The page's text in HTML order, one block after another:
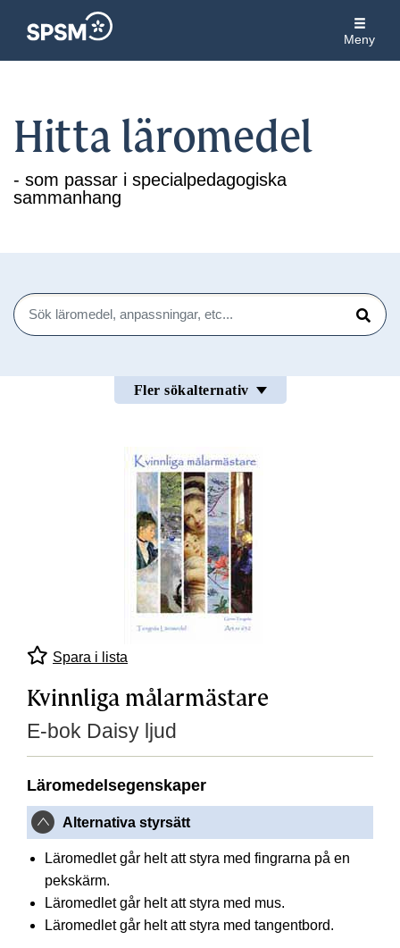
Meny
Hitta läromedel
- som passar i specialpedagogiska
sammanhang
Sök
Sök
Fler sökalternativ
Spara i lista
Kvinnliga målarmästare
E-bok Daisy ljud
Läromedelsegenskaper
Alternativa styrsätt
Läromedlet går helt att styra med fingrarna på en
pekskärm.
Läromedlet går helt att styra med mus.
Läromedlet går helt att styra med tangentbord.